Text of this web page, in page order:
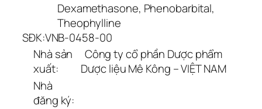
Dexamethasone, Phenobarbital,
Theophylline
SĐK:VNB-0458-00
Nhà sản
xuất:
Công ty cổ phần Dược phẩm
Dược liệu Mê Kông – VIỆT NAM
Nhà
đăng ký: